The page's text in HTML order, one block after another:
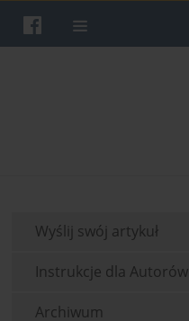
Wyślij swój artykuł
Instrukcje dla Autorów
Archiwum